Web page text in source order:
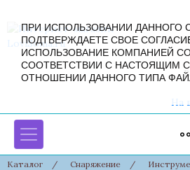
Пн-Сб:
На
Каталог / Снаряжение /
ПРИ ИСПОЛЬЗОВАНИИ ДАННОГО
ПОДТВЕРЖДАЕТЕ СВОЕ
ИСПОЛЬЗОВАНИЕ КОМПАНИЕЙ
СООТВЕТСТВИИ С НАСТОЯЩИМ
ОТНОШЕНИИ ДАННОГО ТИПА